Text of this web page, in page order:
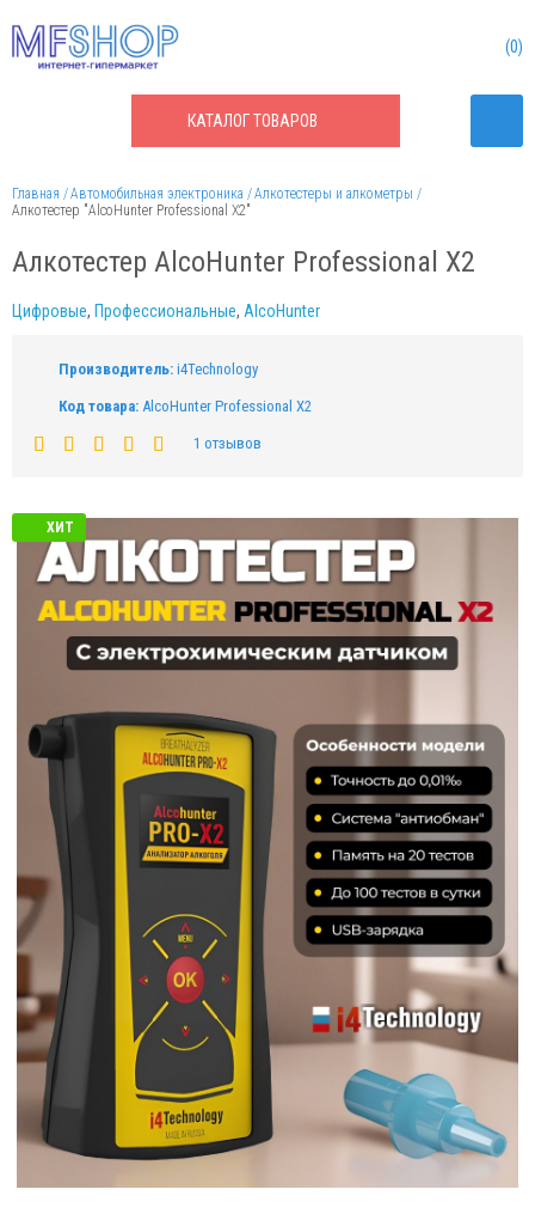
КАТАЛОГТОВАРОВ
0
Главная Автомобильная электроника
Алкотестеры и алкометры
Алкотестер "AlcoHunter Professional X2"
Алкотестер AlcoHunter Professional X2
Цифровые, Профессиональные, AlcoHunter
Производитель: i4Technology
Код товара: AlcoHunter Professional X2
1 отзывов
ХИТ